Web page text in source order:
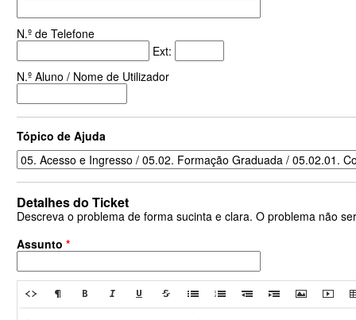
N.º de Telefone
Ext:
N.º Aluno / Nome de Utilizador
Tópico de Ajuda
Detalhes do Ticket
Descreva o problema de forma sucinta e clara. O problema não
Assunto *